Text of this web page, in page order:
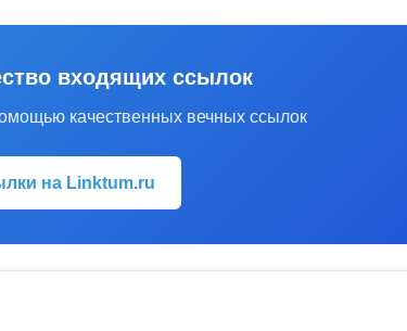
входящих ссылок
качественных вечных ссылок
на Linktum.ru